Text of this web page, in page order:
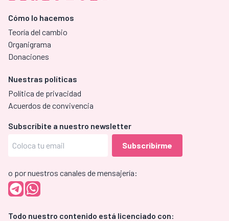
Cómo lo hacemos
Teoría del cambio
Organigrama
Donaciones
Nuestras políticas
Política de privacidad
Acuerdos de convivencia
Subscríbite a nuestro newsletter
o por nuestros canales de mensajería:
Todo nuestro contenido está licenciado con: